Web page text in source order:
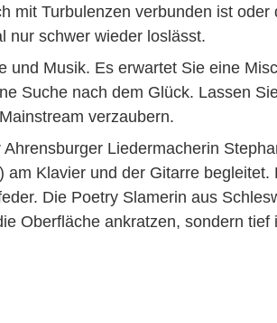
mit Turbulenzen verbunden ist oder
nur schwer wieder loslässt.
und Musik. Es erwartet Sie eine
Suche nach dem Glück. Lassen
verzaubern.
Liedermacherin
Klavier und der Gitarre begleitet.
Die Poetry Slamerin aus
Oberfläche ankratzen, sondern tief